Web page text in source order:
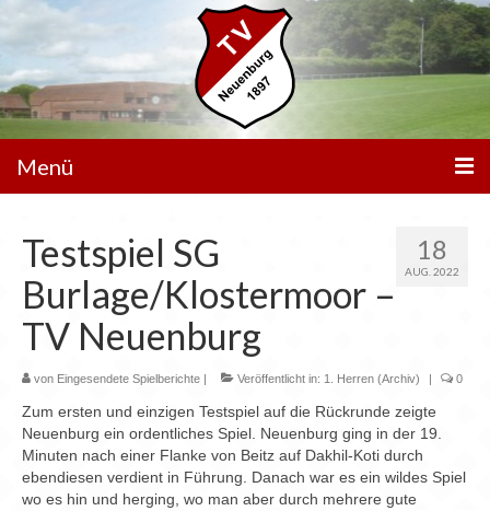
Menü
Spielbetrieb
Mannschaften
Sportanlagen
Sponsoren
Chronik
18
AUG. 2022
Testspiel SG
Burlage/Klostermoor –
TV Neuenburg
von Eingesendete Spielberichte | Veröffentlicht in: 1. Herren (Archiv) | 0
Zum ersten und einzigen Testspiel auf die Rückrunde zeigte
Neuenburg ein ordentliches Spiel. Neuenburg ging in der 19.
Minuten nach einer Flanke von Beitz auf Dakhil-Koti durch
ebendiesen verdient in Führung. Danach war es ein wildes Spiel
wo es hin und herging, wo man aber durch mehrere gute